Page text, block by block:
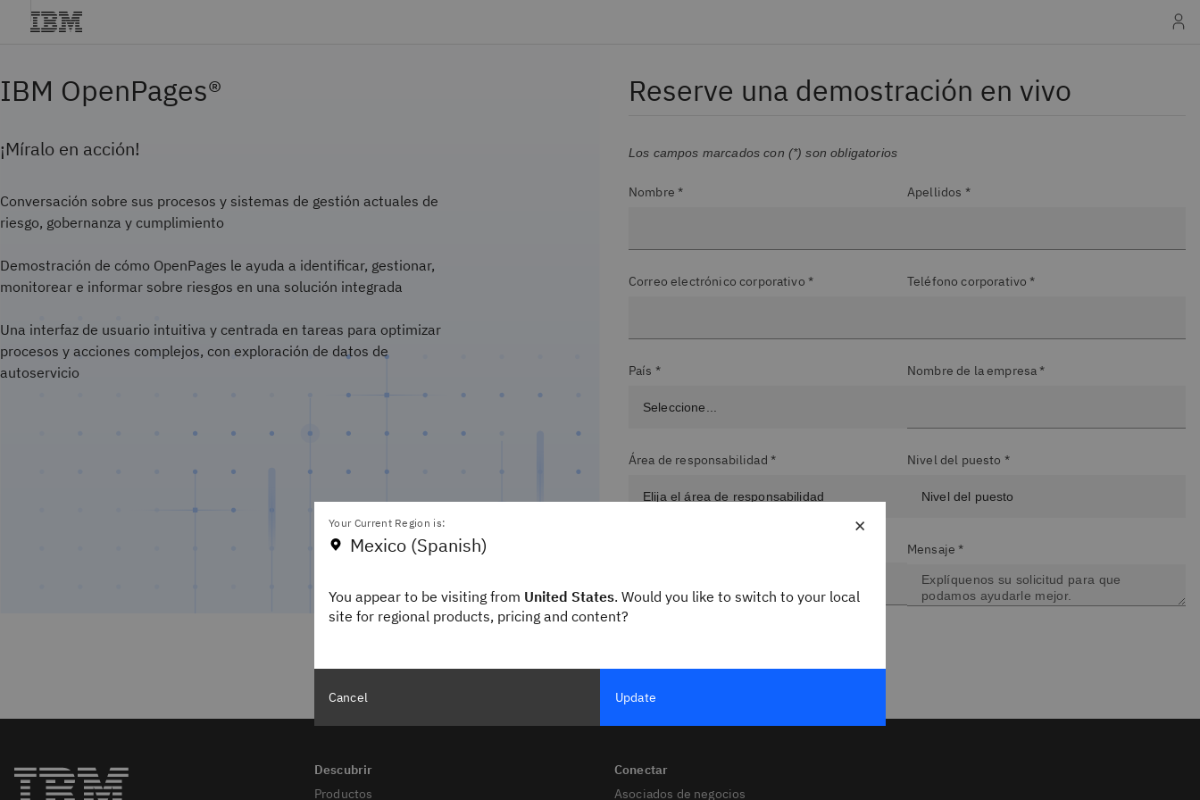
IBM OpenPages®
¡Míralo en acción!
Conversación sobre sus procesos y sistemas de gestión actuales de
riesgo, gobernanza y cumplimiento
Demostración de cómo OpenPages le ayuda a identificar, gestionar,
monitorear e informar sobre riesgos en una solución integrada
Una interfaz de usuario intuitiva y centrada en tareas para optimizar
procesos y acciones complejos, con exploración de datos de
autoservicio
Reserve una demostración en vivo
Los campos marcados con (*) son obligatorios
Nombre * Apellidos *
Correo electrónico corporativo * Teléfono corporativo *
País * Nombre de la empresa *
Área de responsabilidad * Nivel del puesto *
Mensaje *
Productos Asociados de negocios
×
Your Current Region is:
Mexico (Spanish)
You appear to be visiting from United States. Would you like to switch to your local
site for regional products, pricing and content?
Cancel Update